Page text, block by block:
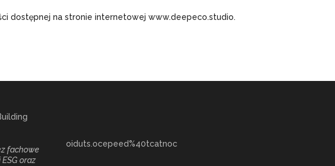
dostępnej na stronie internetowej www.deepeco.studio.
fachowe
oraz
oiduts.ocepeed%40tcatnoc